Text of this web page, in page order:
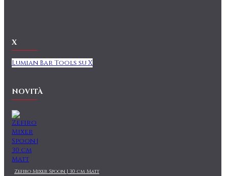
X
Lumian Bar Tools su X
NOVITÀ
Zefiro Mixer Spoon | 30 cm Matt